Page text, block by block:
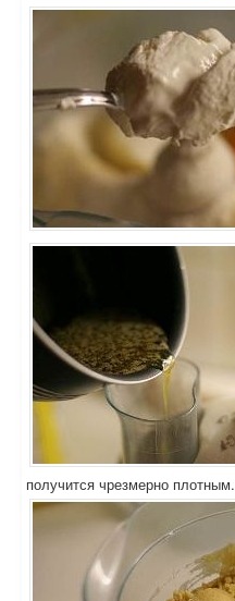
получится чрезмерно плотным.